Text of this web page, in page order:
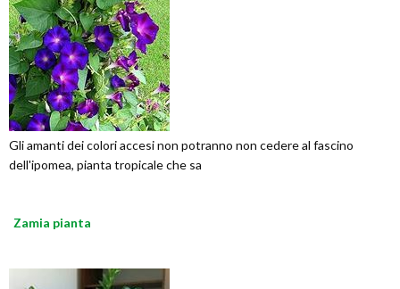
Gli amanti dei colori accesi non potranno non cedere al fascino
dell'ipomea, pianta tropicale che sa
Zamia pianta